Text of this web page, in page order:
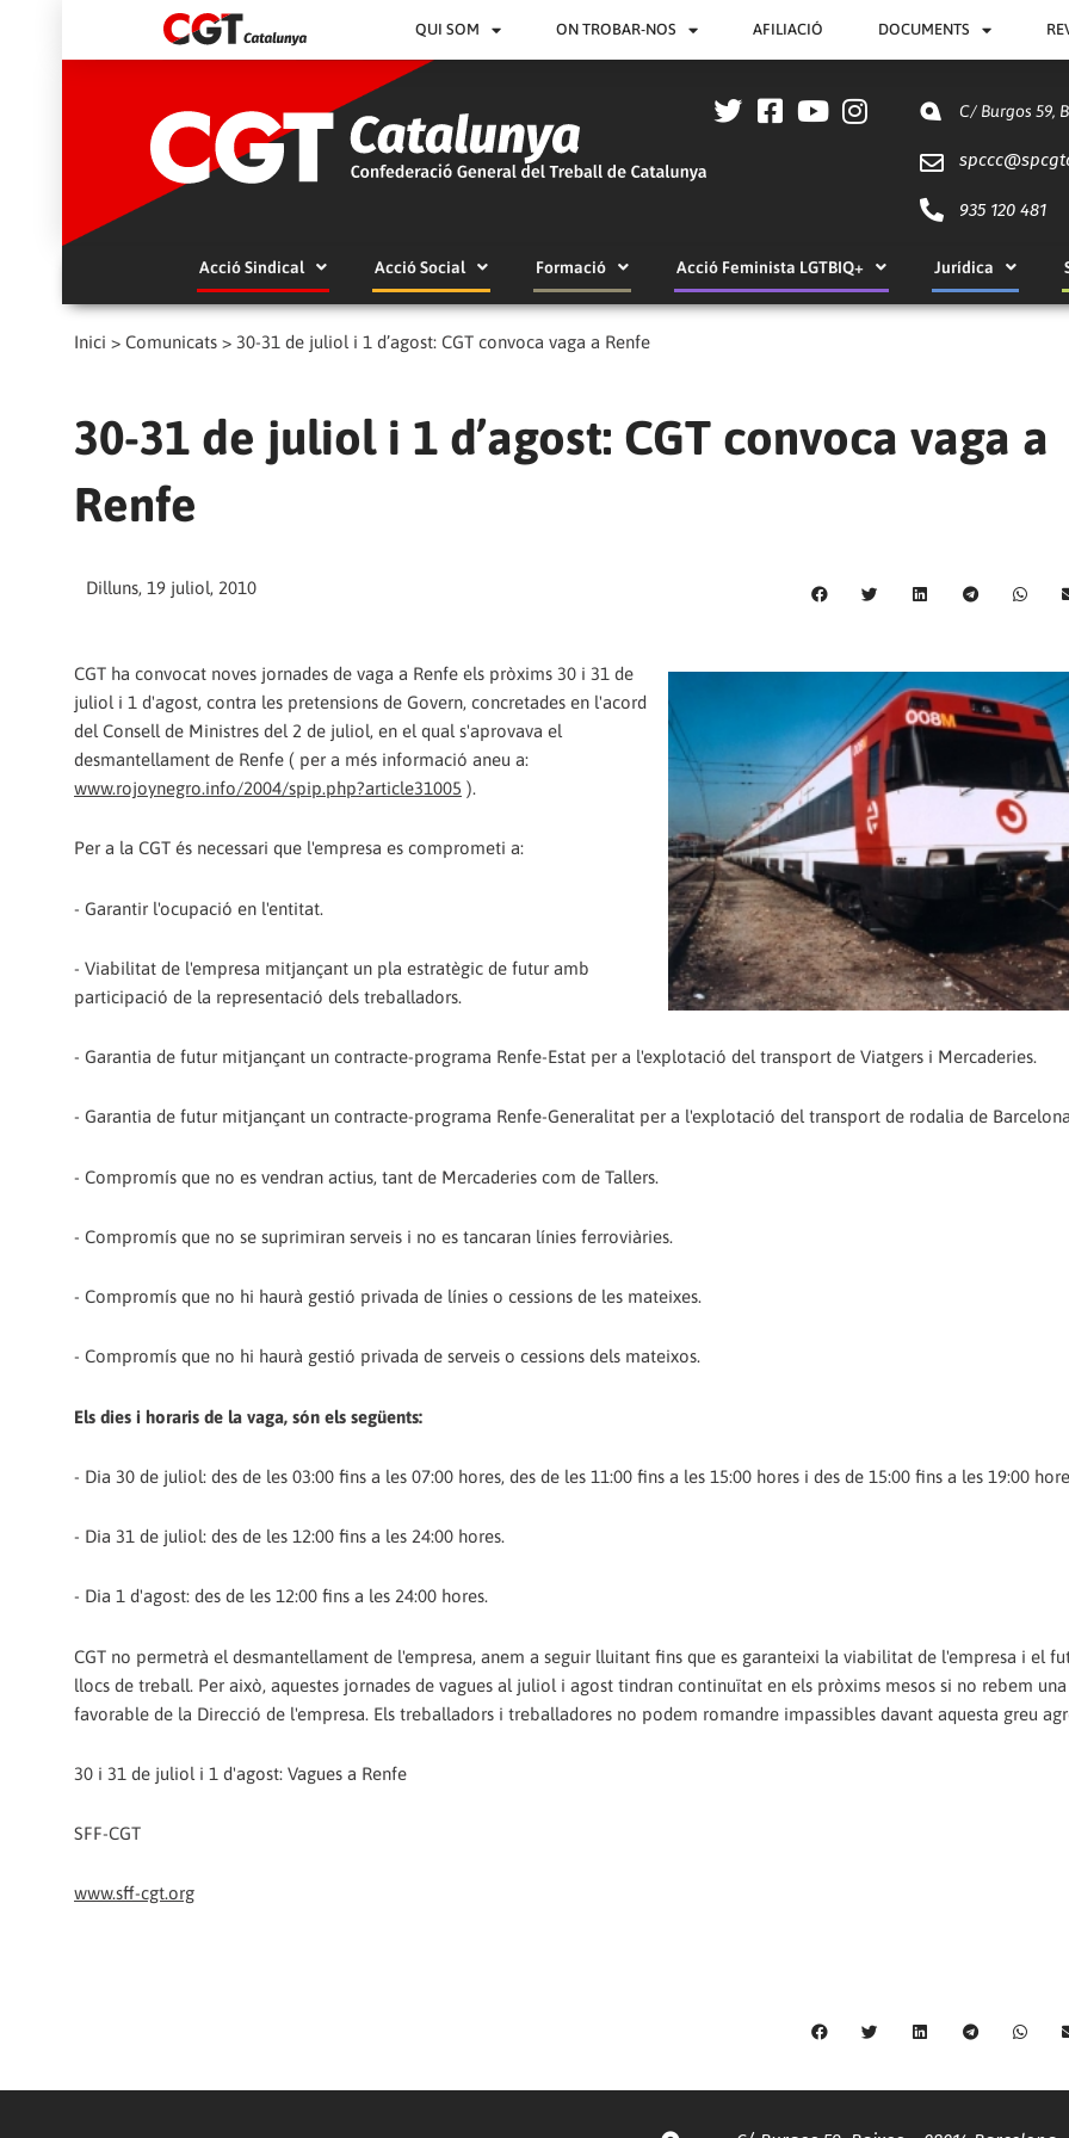
QUI SOM ON TROBAR-NOS AFILIACIÓ DOCUMENTS
C/ Burgos 59,
spccc@
935 120 481
Acció Sindical Acció Social Formació Acció Feminista LGTBIQ+ Jurídica
Inici > Comunicats > 30-31 de juliol i 1 d’agost: CGT convoca vaga a Renfe
30-31 de juliol i 1 d’agost: CGT convoca vaga a
Renfe
Dilluns, 19 juliol, 2010
CGT ha convocat noves jornades de vaga a Renfe els pròxims 30 i 31 de
juliol i 1 d'agost, contra les pretensions de Govern, concretades en l'acord
del Consell de Ministres del 2 de juliol, en el qual s'aprovava el
desmantellament de Renfe ( per a més informació aneu a:
www.rojoynegro.info/2004/spip.php?article31005 ).
Per a la CGT és necessari que l'empresa es comprometi a:
- Garantir l'ocupació en l'entitat.
- Viabilitat de l'empresa mitjançant un pla estratègic de futur amb
participació de la representació dels treballadors.
- Garantia de futur mitjançant un contracte-programa Renfe-Estat per a l'explotació del transport de Viatgers i Mercaderies.
- Garantia de futur mitjançant un contracte-programa Renfe-Generalitat per a l'explotació del transport de rodalia de
- Compromís que no es vendran actius, tant de Mercaderies com de Tallers.
- Compromís que no se suprimiran serveis i no es tancaran línies ferroviàries.
- Compromís que no hi haurà gestió privada de línies o cessions de les mateixes.
- Compromís que no hi haurà gestió privada de serveis o cessions dels mateixos.
Els dies i horaris de la vaga, són els següents:
- Dia 30 de juliol: des de les 03:00 fins a les 07:00 hores, des de les 11:00 fins a les 15:00 hores i des de 15:00 fins a les 19:00
- Dia 31 de juliol: des de les 12:00 fins a les 24:00 hores.
- Dia 1 d'agost: des de les 12:00 fins a les 24:00 hores.
CGT no permetrà el desmantellament de l'empresa, anem a seguir lluitant fins que es garanteixi la viabilitat de l'empresa i el
llocs de treball. Per això, aquestes jornades de vagues al juliol i agost tindran continuïtat en els pròxims mesos si no rebem
favorable de la Direcció de l'empresa. Els treballadors i treballadores no podem romandre impassibles davant aquesta greu
30 i 31 de juliol i 1 d'agost: Vagues a Renfe
SFF-CGT
www.sff-cgt.org